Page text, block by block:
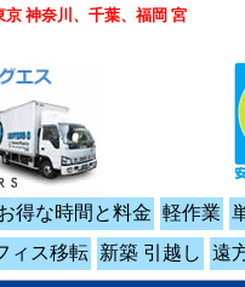
得な時間と料金 軽作業
ィス移転 新築 引越し 遠
神奈川、千葉、福岡 宮